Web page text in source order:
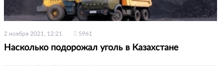
2 ноября 2021, 12:21 5961
Насколько подорожал уголь в Казахстане